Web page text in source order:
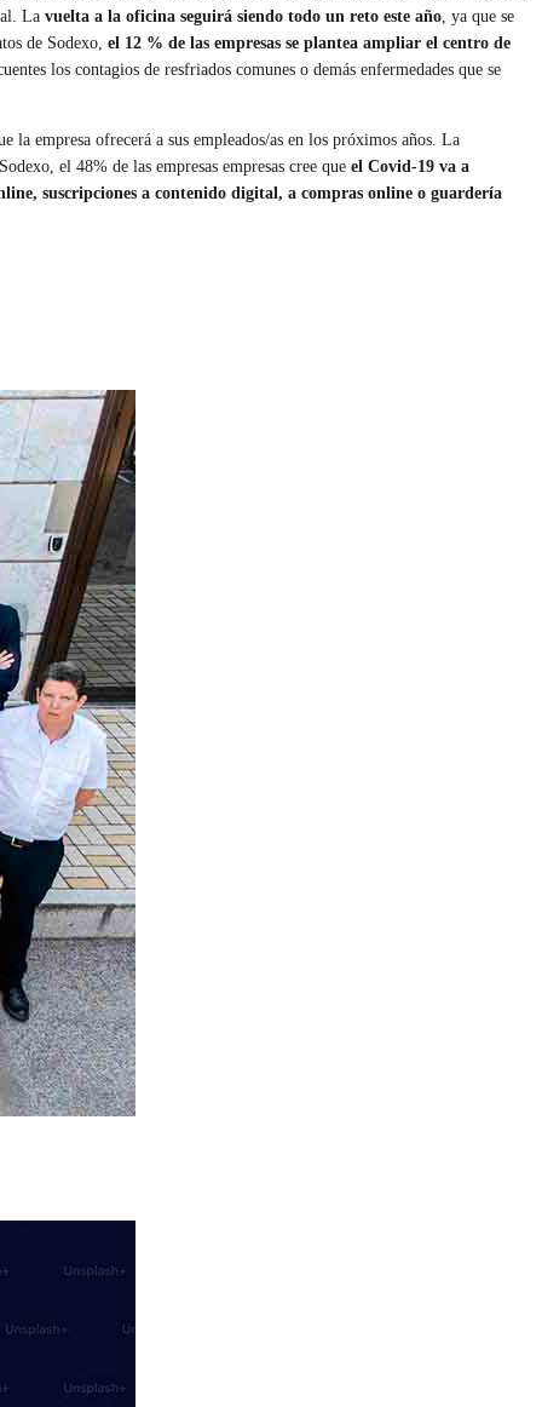
La vuelta a la oficina seguirá siendo todo un reto este año , ya que se
de Sodexo, el 12 % de las empresas se plantea ampliar el centro de
los contagios de resfriados comunes o demás enfermedades que se
empresa ofrecerá a sus empleados/as en los próximos años. La
el 48% de las empresas empresas cree que el Covid-19 va a
suscripciones a contenido digital, a compras online o guardería